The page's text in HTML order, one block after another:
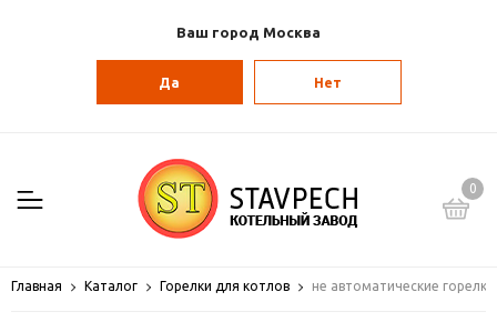
Ваш город Москва
Да Нет
0
Главная Каталог Горелки для котлов не автоматические